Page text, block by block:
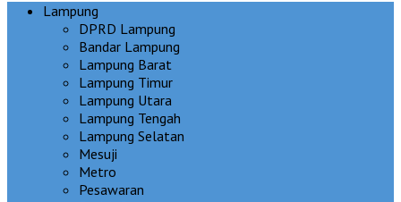
Lampung
DPRD Lampung
Bandar Lampung
Lampung Barat
Lampung Timur
Lampung Utara
Lampung Tengah
Lampung Selatan
Mesuji
Metro
Pesawaran